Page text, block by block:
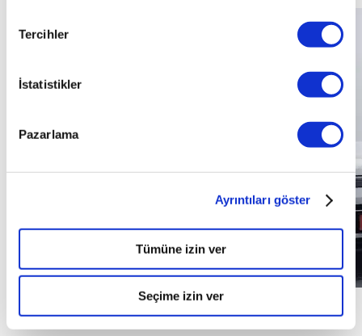
Tercihler
İstatistikler
Pazarlama
Ayrıntıları göster
Tümüne izin ver
Seçime izin ver